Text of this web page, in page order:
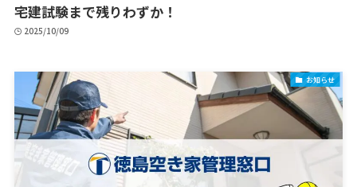
宅建試験まで残りわずか！
2025/10/09
お知らせ